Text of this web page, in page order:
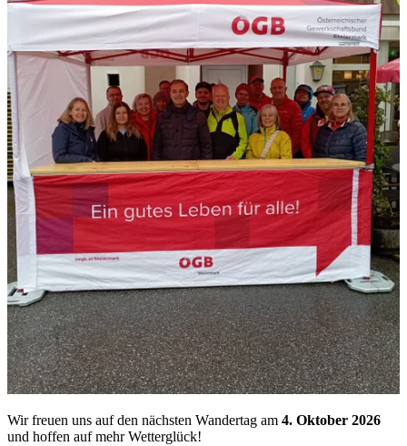
Wir freuen uns auf den nächsten Wandertag am 4. Oktober 2026
und hoffen auf mehr Wetterglück!